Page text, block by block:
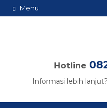
Menu
Hotline
Informasi lebih lanjut?